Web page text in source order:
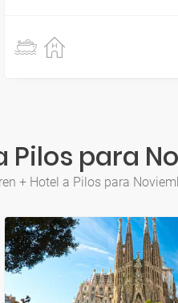
Pilos para
+ Hotel a Pilos para